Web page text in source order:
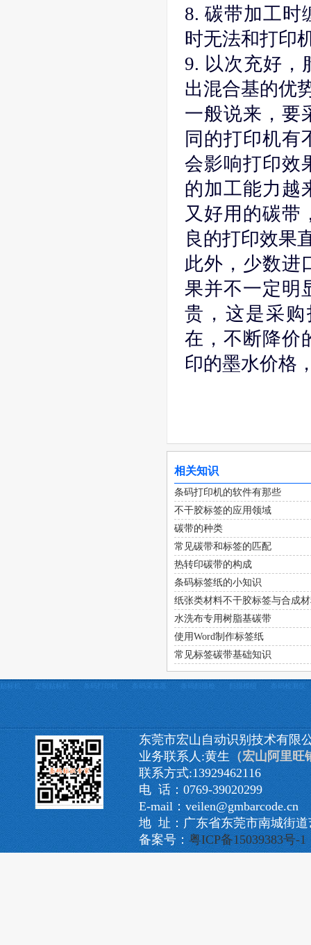
8. 碳带加工时
时无法和打印
9. 以次充好，
出混合基的优
一般说来，要
同的打印机有
会影响打印效
的加工能力越
又好用的碳带
良的打印效果
此外，少数进
果并不一定明
贵，这是采
在，不断降价
印的墨水价格
相关知识
条码打印机的软件有那些
不干胶标签的应用领域
碳带的种类
常见碳带和标签的匹配
热转印碳带的构成
条码标签纸的小知识
纸张类材料不干胶标签与合成
水洗布专用树脂基碳带
使用Word制作标签纸
常见标签碳带基础知识
贴标机 定制贴标机 条码打印机 条码采集器 条码扫描枪 扫描模组 条码检测仪
东莞市宏山自动识别技术有限
业务联系人:黄生 （宏山阿里旺
联系方式:13929462116
电 话：0769-39020299
E-mail：veilen@gmbarcode.cn
地 址：广东省东莞市南城街
备案号： 粤ICP备15039383号-1